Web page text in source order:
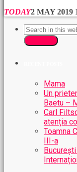
TODAY2 MAY 2019
Mama
Un
Baetu –
Carl
atenția
Toamna
III-a